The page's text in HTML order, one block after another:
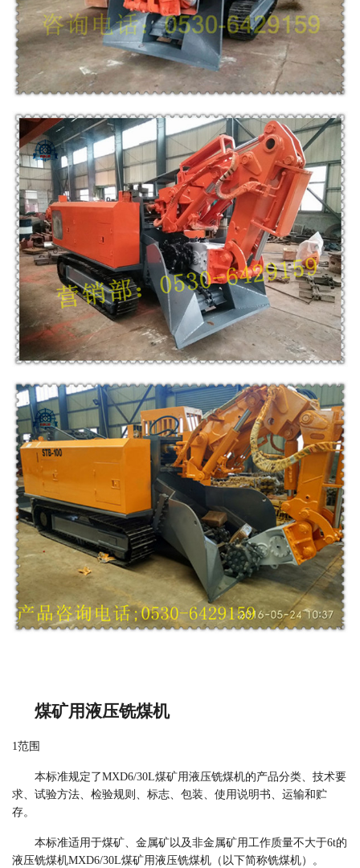
煤矿用液压铣煤机
1范围
本标准规定了MXD6/30L煤矿用液压铣煤机的产品分类、技术要
求、试验方法、检验规则、标志、包装、使用说明书、运输和贮
存。
本标准适用于煤矿、金属矿以及非金属矿用工作质量不大于6t的
液压铣煤机MXD6/30L煤矿用液压铣煤机（以下简称铣煤机）。